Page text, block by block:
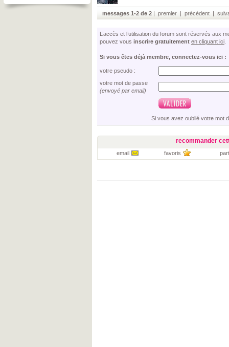
messages 1-2 de 2 | premier | précédent |
L’accès et l’utilisation du forum sont réservés aux
pouvez vous inscrire gratuitement en cliquant ici
Si vous êtes déjà membre, connectez-vous ici :
votre pseudo :
votre mot de passe
(envoyé par email)
Si vous avez oublié votre mot
recommander
email favoris